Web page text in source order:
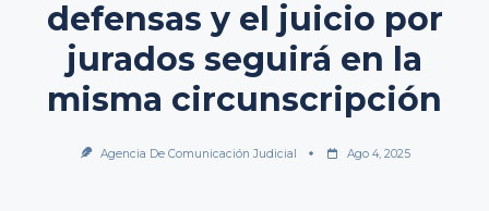
defensas y el juicio por
jurados seguirá en la
misma circunscripción
Agencia De Comunicación Judicial Ago 4, 2025